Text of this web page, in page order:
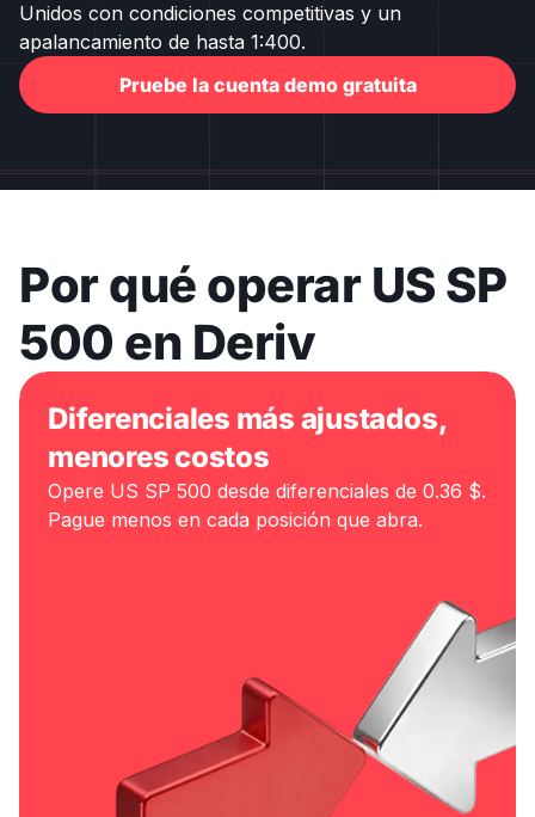
Unidos con condiciones competitivas y un
apalancamiento de hasta 1:400.
Pruebe la cuenta demo gratuita
Por qué operar US SP
500 en Deriv
Diferenciales más ajustados,
menores costos
Opere US SP 500 desde diferenciales de 0.36 $.
Pague menos en cada posición que abra.